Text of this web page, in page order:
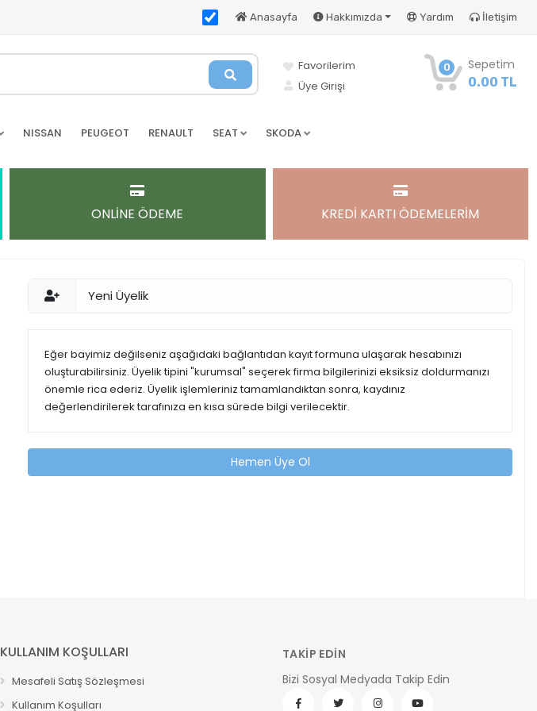
Anasayfa Hakkımızda Yardım İletişim
0 Sepetim
0.00 TL
Favorilerim
Üye Girişi
NISSAN PEUGEOT RENAULT SEAT SKODA
ONLİNE ÖDEME KREDİ KARTI ÖDEMELERİM
Yeni Üyelik
Eğer bayimiz değilseniz aşağıdaki bağlantıdan kayıt formuna ulaşarak hesabınızı
oluşturabilirsiniz. Üyelik tipini "kurumsal" seçerek firma bilgilerinizi eksiksiz doldurmanızı
önemle rica ederiz. Üyelik işlemleriniz tamamlandıktan sonra, kaydınız
değerlendirilerek tarafınıza en kısa sürede bilgi verilecektir.
Hemen Üye Ol
KULLANIM KOŞULLARI
Mesafeli Satış Sözleşmesi
Kullanım Koşulları
TAKİP EDİN
Bizi Sosyal Medyada Takip Edin